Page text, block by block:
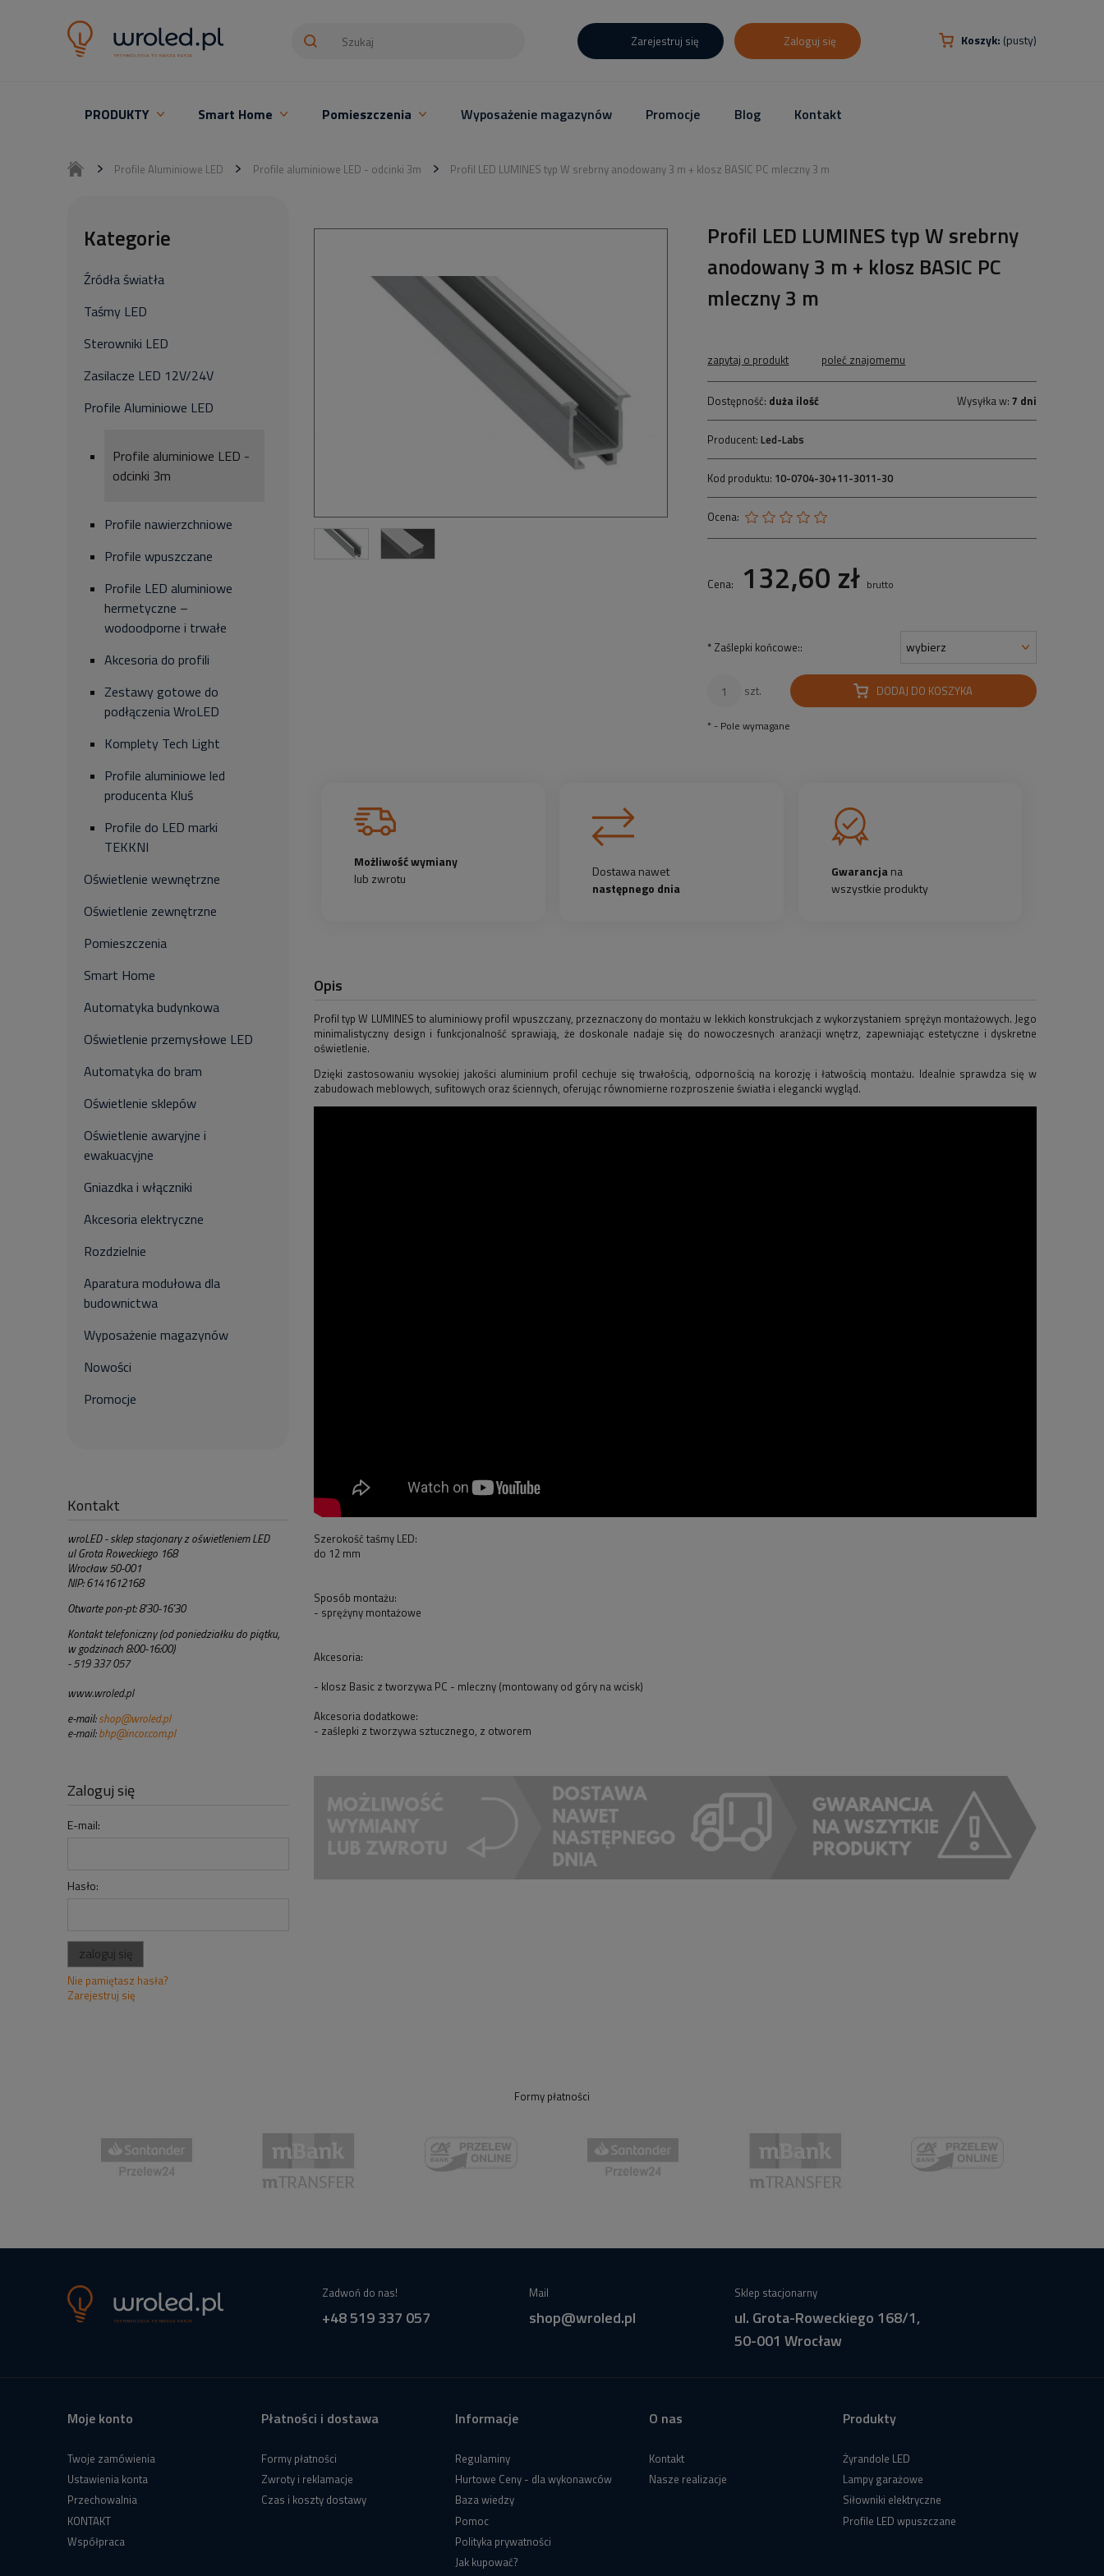
Koszyk: (pusty)
Zarejestruj się Zaloguj się
PRODUKTY Smart Home Pomieszczenia Wyposażenie magazynów Promocje Blog Kontakt
Profile Aluminiowe LED Profile aluminiowe LED - odcinki 3m Profil LED LUMINES typ W srebrny anodowany 3 m + klosz BASIC PC mleczny 3 m
Kategorie
Źródła światła
Taśmy LED
Sterowniki LED
Zasilacze LED 12V/24V
Profile Aluminiowe LED
Profile aluminiowe LED -
odcinki 3m
Profile nawierzchniowe
Profile wpuszczane
Profile LED aluminiowe
hermetyczne –
wodoodporne i trwałe
Akcesoria do profili
Zestawy gotowe do
podłączenia WroLED
Komplety Tech Light
Profile aluminiowe led
producenta Kluś
Profile do LED marki
TEKKNI
Oświetlenie wewnętrzne
Oświetlenie zewnętrzne
Pomieszczenia
Smart Home
Automatyka budynkowa
Oświetlenie przemysłowe LED
Automatyka do bram
Oświetlenie sklepów
Oświetlenie awaryjne i
ewakuacyjne
Gniazdka i włączniki
Akcesoria elektryczne
Rozdzielnie
Aparatura modułowa dla
budownictwa
Wyposażenie magazynów
Nowości
Promocje
Kontakt
wroLED - sklep stacjonary z oświetleniem LED
ul Grota Roweckiego 168
Wrocław 50-001
NIP: 6141612168
Otwarte pon-pt: 8'30-16'30
Kontakt telefoniczny (od poniedziałku do piątku,
w godzinach 8:00-16:00)
- 519 337 057
www.wroled.pl
e-mail: shop@wroled.pl
e-mail:bhp@incor.com.pl
Zaloguj się
E-mail:
Hasło:
zaloguj się
Nie pamiętasz hasła?
Zarejestruj się
Profil LED LUMINES typ W srebrny
anodowany 3 m + klosz BASIC PC
mleczny 3 m
zapytaj o produkt poleć znajomemu
Dostępność: duża ilość Wysyłka w: 7 dni
Producent:Led-Labs
Kod produktu: 10-0704-30+11-3011-30
Ocena:
Cena: 132,60 zł brutto
* Zaślepki końcowe::
szt. DODAJ DO KOSZYKA
* - Pole wymagane
Możliwość wymiany
lub zwrotu
Dostawa nawet
następnego dnia
Gwarancjana
wszystkie produkty
Opis
Profil typ W LUMINES to aluminiowy profil wpuszczany, przeznaczony do montażu w lekkich konstrukcjach z wykorzystaniem sprężyn montażowych. Jego
minimalistyczny design i funkcjonalność sprawiają, że doskonale nadaje się do nowoczesnych aranżacji wnętrz, zapewniając estetyczne i dyskretne
oświetlenie.
Dzięki zastosowaniu wysokiej jakości aluminium profil cechuje się trwałością, odpornością na korozję i łatwością montażu. Idealnie sprawdza się w
zabudowach meblowych, sufitowych oraz ściennych, oferując równomierne rozproszenie światła i elegancki wygląd.
Szerokość taśmy LED:
do 12 mm
Sposób montażu:
- sprężyny montażowe
Akcesoria:
- klosz Basic z tworzywa PC - mleczny (montowany od góry na wcisk)
Akcesoria dodatkowe:
- zaślepki z tworzywa sztucznego, z otworem
Formy płatności
Zadwoń do nas!
+48 519 337 057
Mail
shop@wroled.pl
Sklep stacjonarny
ul. Grota-Roweckiego 168/1,
50-001 Wrocław
Moje konto
Twoje zamówienia
Ustawienia konta
Przechowalnia
KONTAKT
Współpraca
Płatności i dostawa
Formy płatności
Zwroty i reklamacje
Czas i koszty dostawy
Informacje
Regulaminy
Hurtowe Ceny - dla wykonawców
Baza wiedzy
Pomoc
Polityka prywatności
Jak kupować?
O nas
Kontakt
Nasze realizacje
Produkty
Żyrandole LED
Lampy garażowe
Siłowniki elektryczne
Profile LED wpuszczane